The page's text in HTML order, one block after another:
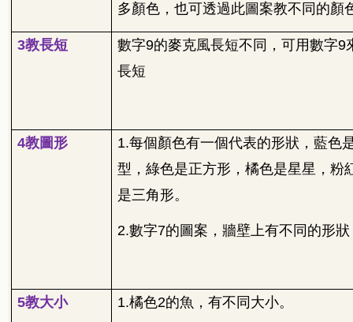
多顏色，也可透過此圖案教不同的顏
3教長短 數字9的麥克風長短不同，可用數字9
長短
4教圖形 1.每個顏色有一個代表的形狀，藍色
型，綠色是正方形，橘色是星星，粉
是三角形。
2.數字7的圖案，牆壁上有不同的形狀
5教大小 1.橘色2的魚，有不同大小。